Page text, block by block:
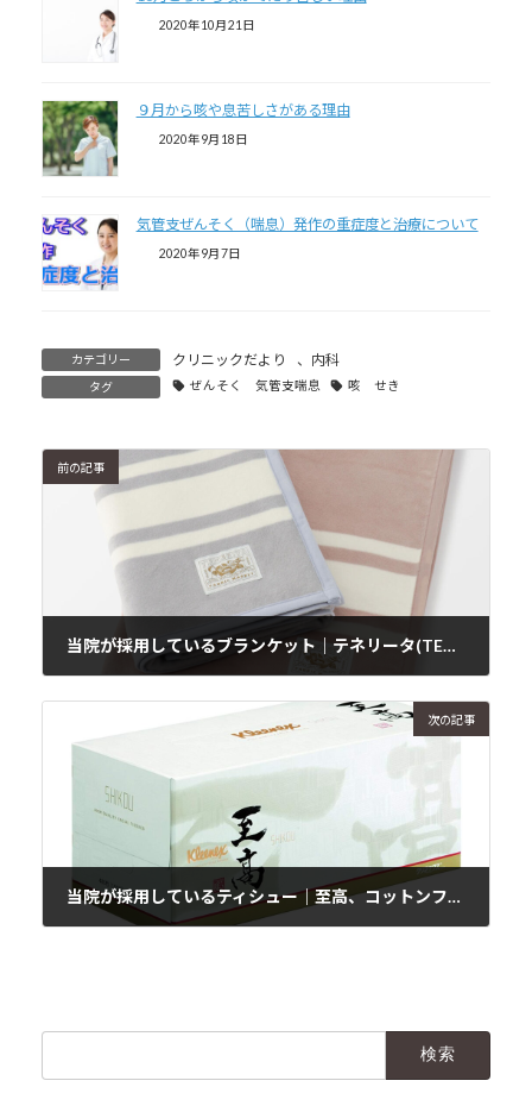
2020年10月21日
９月から咳や息苦しさがある理由
2020年9月18日
気管支ぜんそく（喘息）発作の重症度と治療について
2020年9月7日
カテゴリー クリニックだより 、 内科
タグ ぜんそく 気管支喘息 咳 せき
前の記事
当院が採用しているブランケット｜テネリータ(TENERITA)
次の記事
当院が採用しているティシュー｜至高、コットンフィール、カシミヤ